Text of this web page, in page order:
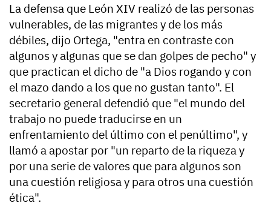
La defensa que León XIV realizó de las personas
vulnerables, de las migrantes y de los más
débiles, dijo Ortega, "entra en contraste con
algunos y algunas que se dan golpes de pecho" y
que practican el dicho de "a Dios rogando y con
el mazo dando a los que no gustan tanto". El
secretario general defendió que "el mundo del
trabajo no puede traducirse en un
enfrentamiento del último con el penúltimo", y
llamó a apostar por "un reparto de la riqueza y
por una serie de valores que para algunos son
una cuestión religiosa y para otros una cuestión
ética".